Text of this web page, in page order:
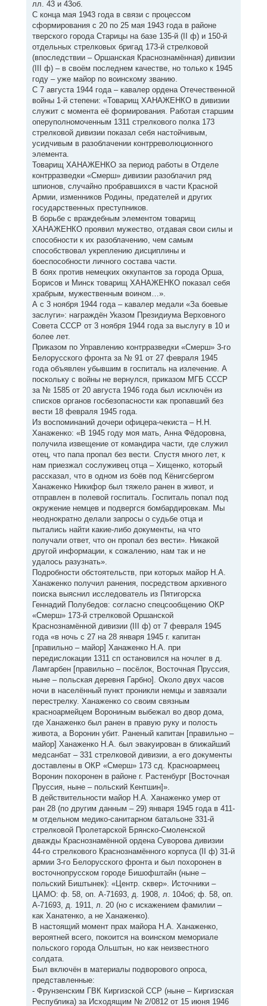
лл. 43 и 43об.
С конца мая 1943 года в связи с процессом
сформирования с 20 по 25 мая 1943 года в районе
тверского города Старицы на базе 135-й (II ф) и 150-й
отдельных стрелковых бригад 173-й стрелковой
(впоследствии – Оршанская Краснознамённая) дивизии
(III ф) – в своём последнем качестве, но только к 1945
году – уже майор по воинскому званию.
С 7 августа 1944 года – кавалер ордена Отечественной
войны 1-й степени: «Товарищ ХАНАЖЕНКО в дивизии
служит с момента её формирования. Работая старшим
оперуполномоченным 1311 стрелкового полка 173
стрелковой дивизии показал себя настойчивым,
усидчивым в разоблачении контрреволюционного
элемента.
Товарищ ХАНАЖЕНКО за период работы в Отделе
контрразведки «Смерш» дивизии разоблачил ряд
шпионов, случайно пробравшихся в части Красной
Армии, изменников Родины, предателей и других
государственных преступников.
В борьбе с враждебным элементом товарищ
ХАНАЖЕНКО проявил мужество, отдавая свои силы и
способности к их разоблачению, чем самым
способствовал укреплению дисциплины и
боеспособности личного состава части.
В боях против немецких оккупантов за города Орша,
Борисов и Минск товарищ ХАНАЖЕНКО показал себя
храбрым, мужественным воином…».
А с 3 ноября 1944 года – кавалер медали «За боевые
заслуги»: награждён Указом Президиума Верховного
Совета СССР от 3 ноября 1944 года за выслугу в 10 и
более лет.
Приказом по Управлению контрразведки «Смерш» 3-го
Белорусского фронта за № 91 от 27 февраля 1945
года объявлен убывшим в госпиталь на излечение. А
поскольку с войны не вернулся, приказом МГБ СССР
за № 1585 от 20 августа 1946 года был исключён из
списков органов госбезопасности как пропавший без
вести 18 февраля 1945 года.
Из воспоминаний дочери офицера-чекиста – Н.Н.
Ханаженко: «В 1945 году моя мать, Анна Фёдоровна,
получила извещение от командира части, где служил
отец, что папа пропал без вести. Спустя много лет, к
нам приезжал сослуживец отца – Хищенко, который
рассказал, что в одном из боёв под Кёнигсбергом
Ханаженко Никифор был тяжело ранен в живот, и
отправлен в полевой госпиталь. Госпиталь попал под
окружение немцев и подвергся бомбардировкам. Мы
неоднократно делали запросы о судьбе отца и
пытались найти какие-либо документы, на что
получали ответ, что он пропал без вести». Никакой
другой информации, к сожалению, нам так и не
удалось разузнать».
Подробности обстоятельств, при которых майор Н.А.
Ханаженко получил ранения, посредством архивного
поиска выяснил исследователь из Пятигорска
Геннадий Полубедов: согласно спецсообщению ОКР
«Смерш» 173-й стрелковой Оршанской
Краснознамённой дивизии (III ф) от 7 февраля 1945
года «в ночь с 27 на 28 января 1945 г. капитан
[правильно – майор] Ханаженко Н.А. при
передислокации 1311 сп остановился на ночлег в д.
Ламгарбен [правильно – посёлок, Восточная Пруссия,
ныне – польская деревня Гарбно]. Около двух часов
ночи в населённый пункт проникли немцы и завязали
перестрелку. Ханаженко со своим связным
красноармейцем Ворониным выбежал во двор дома,
где Ханаженко был ранен в правую руку и полость
живота, а Воронин убит. Раненый капитан [правильно –
майор] Ханаженко Н.А. был эвакуирован в ближайший
медсанбат – 331 стрелковой дивизии, а его документы
доставлены в ОКР «Смерш» 173 сд. Красноармеец
Воронин похоронен в районе г. Растенбург [Восточная
Пруссия, ныне – польский Кентшин]».
В действительности майор Н.А. Ханаженко умер от
ран 28 (по другим данным – 29) января 1945 года в 411-
м отдельном медико-санитарном батальоне 331-й
стрелковой Пролетарской Брянско-Смоленской
дважды Краснознамённой ордена Суворова дивизии
44-го стрелкового Краснознамённого корпуса (II ф) 31-й
армии 3-го Белорусского фронта и был похоронен в
восточнопрусском городе Бишофштайн (ныне –
польский Биштынек): «Центр. сквер». Источники –
ЦАМО: ф. 58, оп. А-71693, д. 1908, л. 104об; ф. 58, оп.
А-71693, д. 1911, л. 20 (но с искажением фамилии –
как Ханатенко, а не Ханаженко).
В настоящий момент прах майора Н.А. Ханаженко,
вероятней всего, покоится на воинском мемориале
польского города Ольштын, но как неизвестного
солдата.
Был включён в материалы подворового опроса,
представленные:
- Фрунзенским ГВК Киргизской ССР (ныне – Киргизская
Республика) за Исходящим № 2/0812 от 15 июня 1946